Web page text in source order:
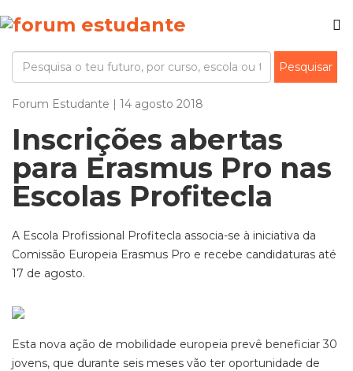
Forum Estudante | 14 agosto 2018
Inscrições abertas
para Erasmus Pro nas
Escolas Profitecla
A Escola Profissional Profitecla associa-se à iniciativa da
Comissão Europeia Erasmus Pro e recebe candidaturas até
17 de agosto.
Esta nova ação de mobilidade europeia prevê beneficiar 30
jovens, que durante seis meses vão ter oportunidade de